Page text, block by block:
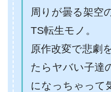
周りが曇る架空
TS転生モノ。
原作改変で悲劇
たらヤバい子達
になっちゃって